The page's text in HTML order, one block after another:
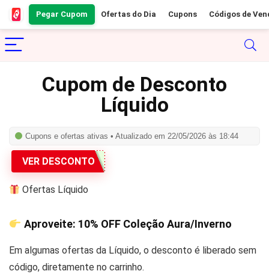
Pegar Cupom Ofertas do Dia Cupons Códigos de
Cupom de Desconto
Líquido
Cupons e ofertas ativas • Atualizado em 22/05/2026 às 18:44
VER DESCONTO
Ofertas Líquido
Aproveite: 10% OFFColeção Aura/Inverno
Em algumas ofertas da Líquido, o desconto é liberado sem
código, diretamente no carrinho.